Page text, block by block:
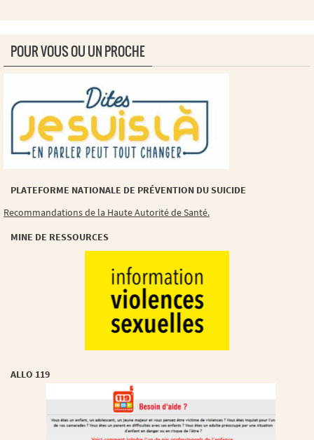
POUR VOUS OU UN PROCHE
PLATEFORME NATIONALE DE PRÉVENTION DU SUICIDE
Recommandations de la Haute Autorité de Santé.
MINE DE RESSOURCES
ALLO 119